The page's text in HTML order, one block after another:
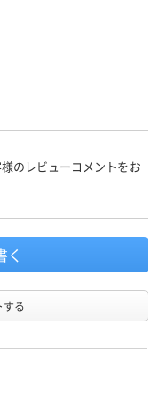
のレビューコメントをお
く
する